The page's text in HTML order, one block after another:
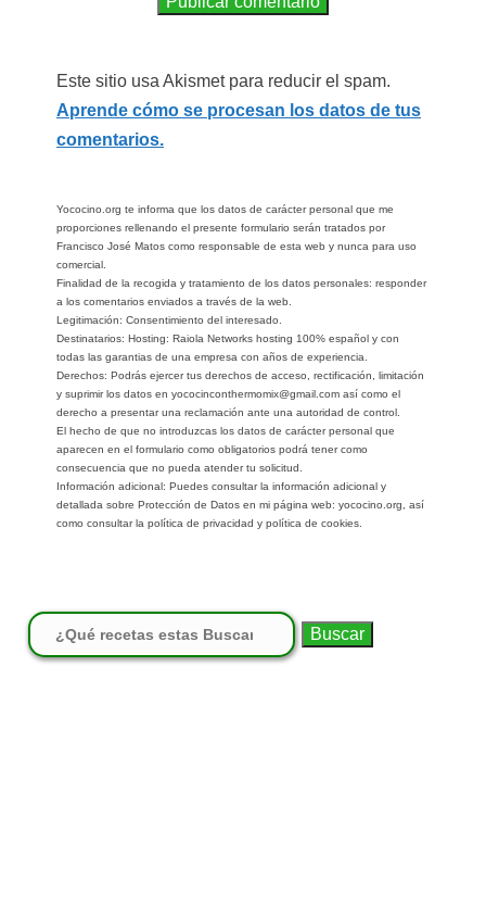
Este sitio usa Akismet para reducir el spam.
Aprende cómo se procesan los datos de tus
comentarios.
Yococino.org te informa que los datos de carácter personal que me
proporciones rellenando el presente formulario serán tratados por
Francisco José Matos como responsable de esta web y nunca para uso
comercial.
Finalidad de la recogida y tratamiento de los datos personales: responder
a los comentarios enviados a través de la web.
Legitimación: Consentimiento del interesado.
Destinatarios: Hosting: Raiola Networks hosting 100% español y con
todas las garantias de una empresa con años de experiencia.
Derechos: Podrás ejercer tus derechos de acceso, rectificación, limitación
y suprimir los datos en yococinconthermomix@gmail.com así como el
derecho a presentar una reclamación ante una autoridad de control.
El hecho de que no introduzcas los datos de carácter personal que
aparecen en el formulario como obligatorios podrá tener como
consecuencia que no pueda atender tu solicitud.
Información adicional: Puedes consultar la información adicional y
detallada sobre Protección de Datos en mi página web: yococino.org, así
como consultar la política de privacidad y política de cookies.
Buscar: